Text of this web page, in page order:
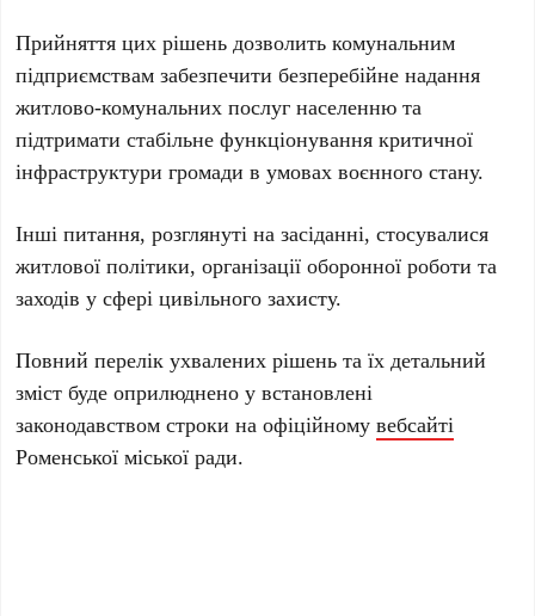
Прийняття цих рішень дозволить комунальним
підприємствам забезпечити безперебійне надання
житлово-комунальних послуг населенню та
підтримати стабільне функціонування критичної
інфраструктури громади в умовах воєнного стану.
Інші питання, розглянуті на засіданні, стосувалися
житлової політики, організації оборонної роботи та
заходів у сфері цивільного захисту.
Повний перелік ухвалених рішень та їх детальний
зміст буде оприлюднено у встановлені
законодавством строки на офіційномувебсайті
Роменської міської ради.